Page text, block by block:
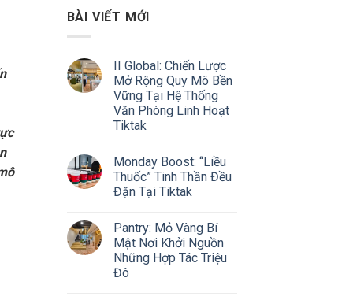
BÀI VIẾT MỚI
II Global: Chiến Lược
Mở Rộng Quy Mô Bền
Vững Tại Hệ Thống
Văn Phòng Linh Hoạt
Tiktak
Monday Boost: “Liều
Thuốc” Tinh Thần Đều
Đặn Tại Tiktak
Pantry: Mỏ Vàng Bí
Mật Nơi Khởi Nguồn
Những Hợp Tác Triệu
Đô